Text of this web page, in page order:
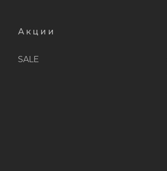
Акции
SALE